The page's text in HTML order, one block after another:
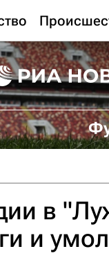
в
и